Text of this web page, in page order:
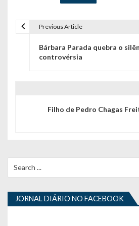
ã
o
d
Previous Article
Bárbara Parada quebra o
controvérsia
Filho de Pedro Chagas
for:
JORNAL DIÁRIO NO FACEBOOK